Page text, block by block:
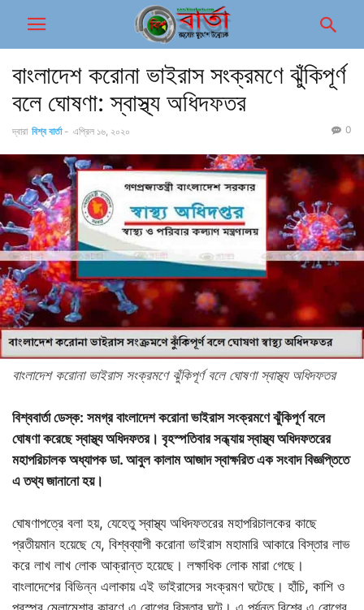
বাংলাদেশ করোনা ভাইরাস সংক্রমণে ঝুঁকিপূর্ণ
বলে ঘোষণা: স্বাস্থ্য অধিদফতর
দ্বারা বিশ্ব বার্তা - এপ্রিল ১৬, ২০২০ 0
বাংলাদেশ করোনা ভাইরাস সংক্রমণে ঝুঁকিপূর্ণ বলে ঘোষণা স্বাস্থ্য অধিদফতর
বিশ্ববার্তা ডেস্ক: সমগ্র বাংলাদেশ করোনা ভাইরাস সংক্রমণে ঝুঁকিপূর্ণ বলে
ঘোষণা করেছে স্বাস্থ্য অধিদফতর। বৃহস্পতিবার সন্ধ্যায় স্বাস্থ্য অধিদফতরের
মহাপরিচালক অধ্যাপক ডা. আবুল কালাম আজাদ স্বাক্ষরিত এক সংবাদ বিজ্ঞপ্তিতে
এ তথ্য জানানো হয়।
ঘোষণাপত্রে বলা হয়, যেহেতু স্বাস্থ্য অধিদফতরের মহাপরিচালকের কাছে
প্রতীয়মান হয়েছে যে, বিশ্বব্যাপী করোনা ভাইরাস মহামারি আকারে বিস্তার লাভ
করে লাখ লাখ লোক আক্রান্ত হয়েছে। লক্ষাধিক লোক মারা গেছে।
বাংলাদেশের বিভিন্ন এলাকায় এই ভাইরাসের সংক্রমণ ঘটেছে। হাঁচি, কাশি ও